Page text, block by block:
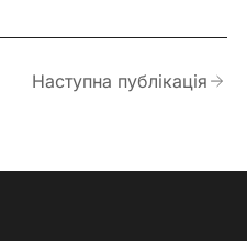
Наступна публікація